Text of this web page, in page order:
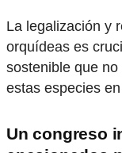
La legalización y
orquídeas es
sostenible que
estas especies
Un congreso